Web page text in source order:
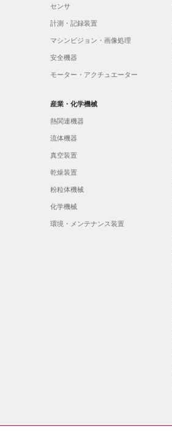
センサ
計測・記録装置
マシンビジョン・画像処理
安全機器
モーター・アクチュエーター
産業・化学機械
熱関連機器
流体機器
真空装置
乾燥装置
粉粒体機械
化学機械
環境・メンテナンス装置